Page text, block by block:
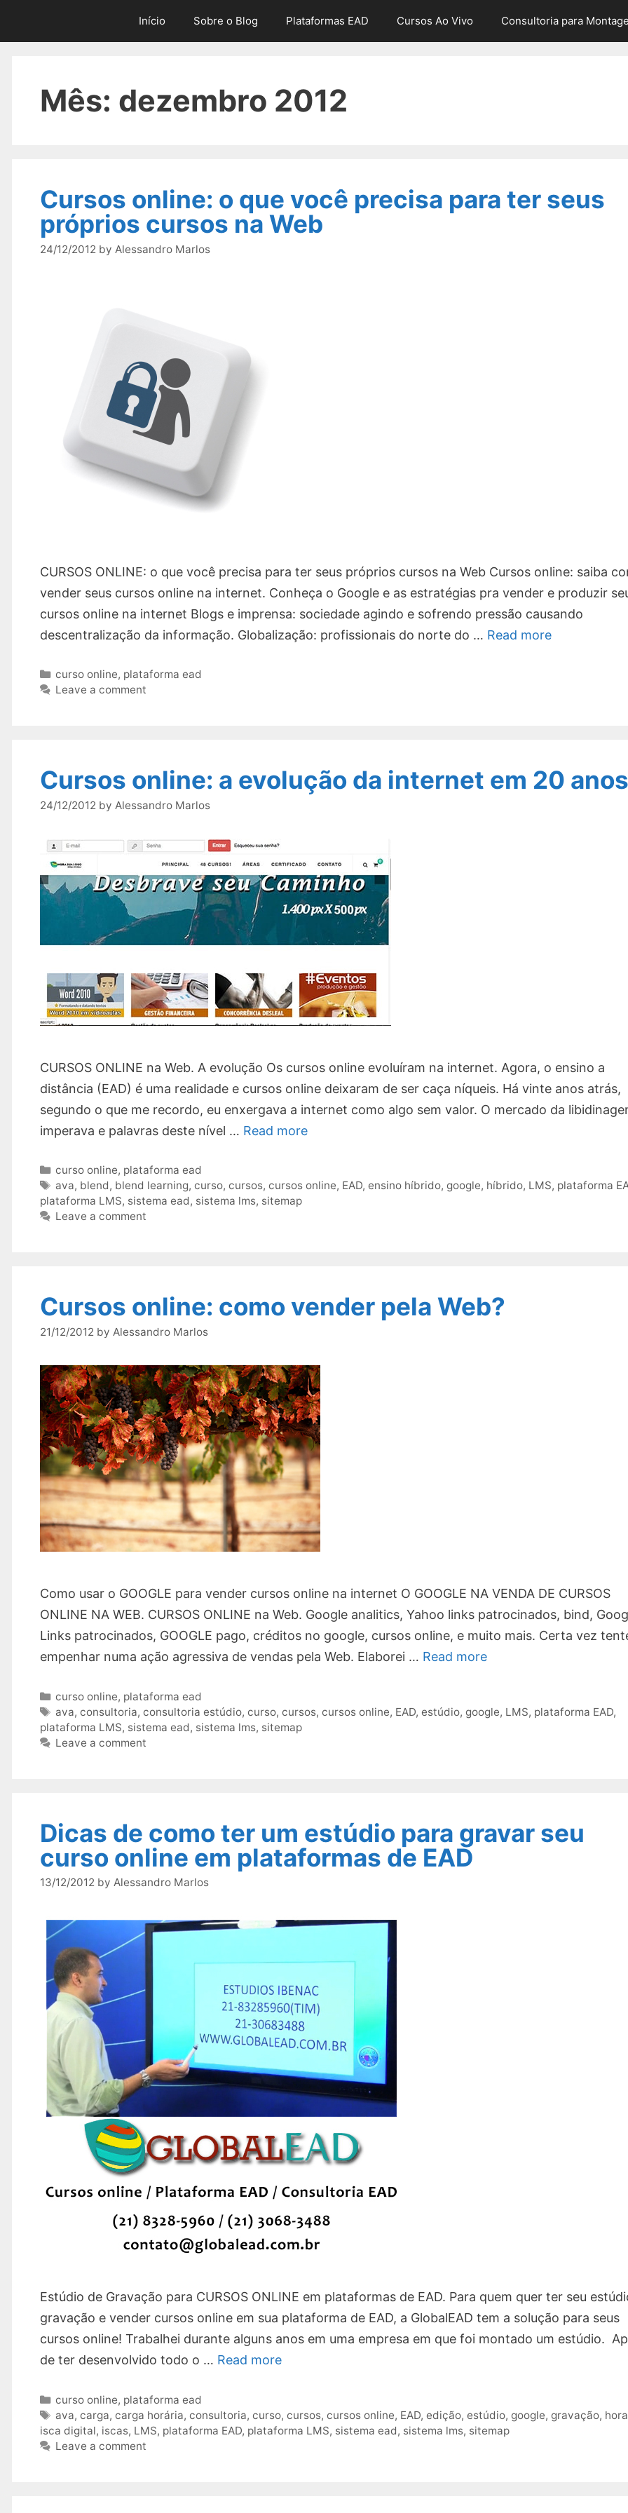
Início Sobre o Blog Plataformas EAD Cursos Ao Vivo Consultoria para
Mês: dezembro 2012
Cursos online: o que você precisa para ter seus
próprios cursos na Web
24/12/2012 by Alessandro Marlos
CURSOS ONLINE: o que você precisa para ter seus próprios cursos na Web Cursos online: saiba
vender seus cursos online na internet. Conheça o Google e as estratégias pra vender e produzir
cursos online na internet Blogs e imprensa: sociedade agindo e sofrendo pressão causando
descentralização da informação. Globalização: profissionais do norte do … Read more
Categories
curso online, plataforma ead
Leave a comment
Cursos online: a evolução da internet em 20 anos
24/12/2012 by Alessandro Marlos
CURSOS ONLINE na Web. A evolução Os cursos online evoluíram na internet. Agora, o ensino a
distância (EAD) é uma realidade e cursos online deixaram de ser caça níqueis. Há vinte anos atrás,
segundo o que me recordo, eu enxergava a internet como algo sem valor. O mercado da
imperava e palavras deste nível … Read more
Categories
curso online, plataforma ead
Tags
ava, blend, blend learning,curso,cursos,cursos online, EAD,ensino híbrido,google, híbrido, LMS, plataforma
plataforma LMS, sistema ead, sistema lms, sitemap
Leave a comment
Cursos online: como vender pela Web?
21/12/2012 by Alessandro Marlos
Como usar o GOOGLE para vender cursos online na internet O GOOGLE NA VENDA DE CURSOS
ONLINE NA WEB. CURSOS ONLINE na Web. Google analitics, Yahoo links patrocinados, bind,
Links patrocinados, GOOGLE pago, créditos no google, cursos online, e muito mais. Certa vez
empenhar numa ação agressiva de vendas pela Web. Elaborei … Read more
Categories
curso online, plataforma ead
Tags
ava,consultoria,consultoria estúdio,curso,cursos,cursos online, EAD,estúdio,google, LMS, plataforma EAD,
plataforma LMS, sistema ead, sistema lms, sitemap
Leave a comment
Dicas de como ter um estúdio para gravar seu
curso online em plataformas de EAD
13/12/2012 by Alessandro Marlos
Estúdio de Gravação para CURSOS ONLINE em plataformas de EAD. Para quem quer ter seu
gravação e vender cursos online em sua plataforma de EAD, a GlobalEAD tem a solução para seus
cursos online! Trabalhei durante alguns anos em uma empresa em que foi montado um estúdio.
de ter desenvolvido todo o … Read more
Categories
curso online, plataforma ead
Tags
ava,carga,carga horária,consultoria,curso,cursos,cursos online, EAD,edição,estúdio,google,gravação,
isca digital, iscas, LMS, plataforma EAD, plataforma LMS, sistema ead, sistema lms, sitemap
Leave a comment